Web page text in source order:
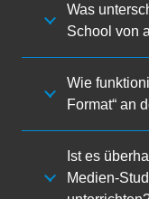
Was
School von
Wie
Format“ an
Ist es
Medien-